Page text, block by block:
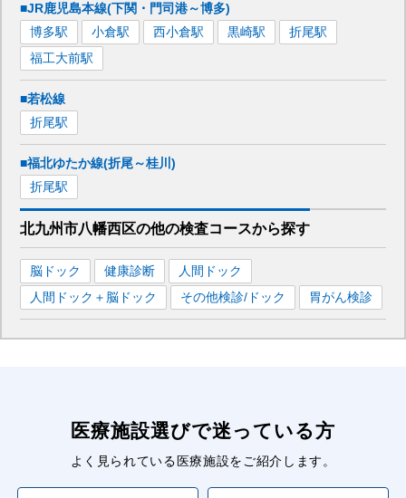
■JR鹿児島本線(下関・門司港～博多)
博多駅 小倉駅 西小倉駅 黒崎駅 折尾駅
福工大前駅
■若松線
折尾駅
■福北ゆたか線(折尾～桂川)
折尾駅
北九州市八幡西区の他の検査コースから探す
脳ドック 健康診断
人間ドック
人間ドック＋脳ドック
その他検診/ドック 胃がん検診
医療施設選びで迷っている方
よく見られている医療施設をご紹介します。